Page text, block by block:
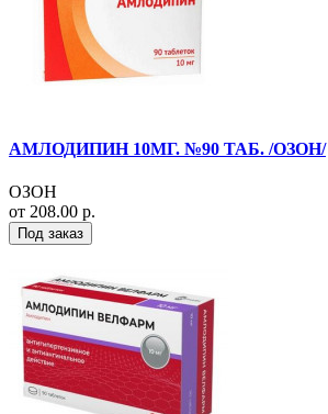
АМЛОДИПИН 10МГ. №90 ТАБ. /ОЗОН/
ОЗОН
от 208.00 р.
Под заказ